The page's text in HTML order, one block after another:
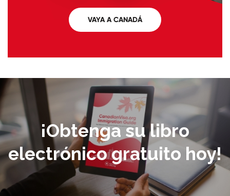
VAYA A CANADÁ
¡Obtenga su libro
electrónico gratuito hoy!